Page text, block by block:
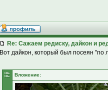
Re: Сажаем редиску, дайкон и
Вот дайкон, который был посеян "по
Вложение: